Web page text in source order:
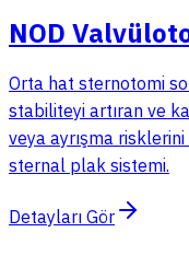
NOD
Orta hat sternotomi
stabiliteyi artıran ve
veya ayrışma
sternal plak sistemi.
Detayları Gör